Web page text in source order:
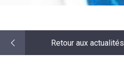
Retour aux actualités